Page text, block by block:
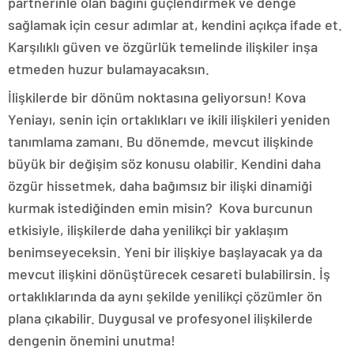
sağlamak için cesur adımlar at, kendini açıkça ifade et.
Karşılıklı güven ve özgürlük temelinde ilişkiler inşa
etmeden huzur bulamayacaksın.
İlişkilerde bir dönüm noktasına geliyorsun! Kova
Yeniayı, senin için ortaklıkları ve ikili ilişkileri yeniden
tanımlama zamanı. Bu dönemde, mevcut ilişkinde
büyük bir değişim söz konusu olabilir. Kendini daha
özgür hissetmek, daha bağımsız bir ilişki dinamiği
kurmak istediğinden emin misin? Kova burcunun
etkisiyle, ilişkilerde daha yenilikçi bir yaklaşım
benimseyeceksin. Yeni bir ilişkiye başlayacak ya da
mevcut ilişkini dönüştürecek cesareti bulabilirsin. İş
ortaklıklarında da aynı şekilde yenilikçi çözümler ön
plana çıkabilir. Duygusal ve profesyonel ilişkilerde
dengenin önemini unutma!